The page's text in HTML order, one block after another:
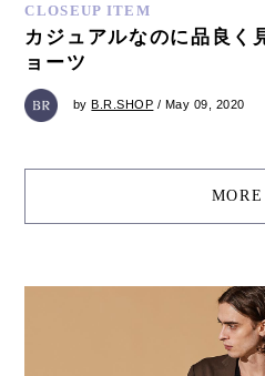
CLOSEUP ITEM
カジュアルなのに品良く
ョーツ
byB.R.SHOP / May 09, 2020
MORE